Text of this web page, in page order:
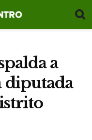
a
diputada